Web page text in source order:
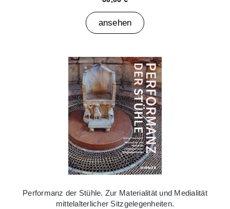
ansehen
Performanz der Stühle. Zur Materialität und Medialität
mittelalterlicher Sitzgelegenheiten.